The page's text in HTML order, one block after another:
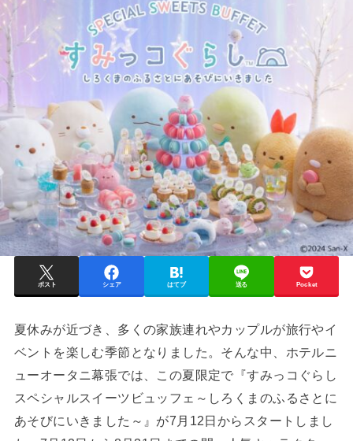
ポスト シェア はてブ 送る Pocket
夏休みが近づき、多くの家族連れやカップルが旅行やイ
ベントを楽しむ季節となりました。そんな中、ホテルニ
ューオータニ幕張では、この夏限定で『すみっコぐらし
スペシャルスイーツビュッフェ～しろくまのふるさとに
あそびにいきました～』が7月12日からスタートしまし